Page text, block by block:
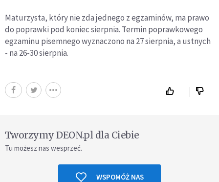
Maturzysta, który nie zda jednego z egzaminów, ma prawo
do poprawki pod koniec sierpnia. Termin poprawkowego
egzaminu pisemnego wyznaczono na 27 sierpnia, a ustnych
- na 26-30 sierpnia.
Tworzymy DEON.pl dla Ciebie
Tu możesz nas wesprzeć.
WSPOMÓŻ NAS